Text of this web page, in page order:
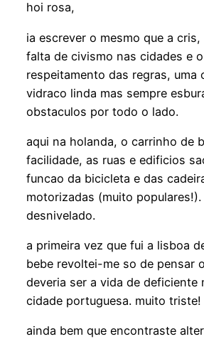
hoi rosa,
ia escrever o mesmo que a
falta de civismo nas cidades e
respeitamento das regras, uma
vidraco linda mas sempre
obstaculos por todo o lado.
aqui na holanda, o carrinho de
facilidade, as ruas e edificios
funcao da bicicleta e das
motorizadas (muito
desnivelado.
a primeira vez que fui a lisboa
bebe revoltei-me so de pensar
deveria ser a vida de deficiente
cidade portuguesa. muito triste!
ainda bem que encontraste